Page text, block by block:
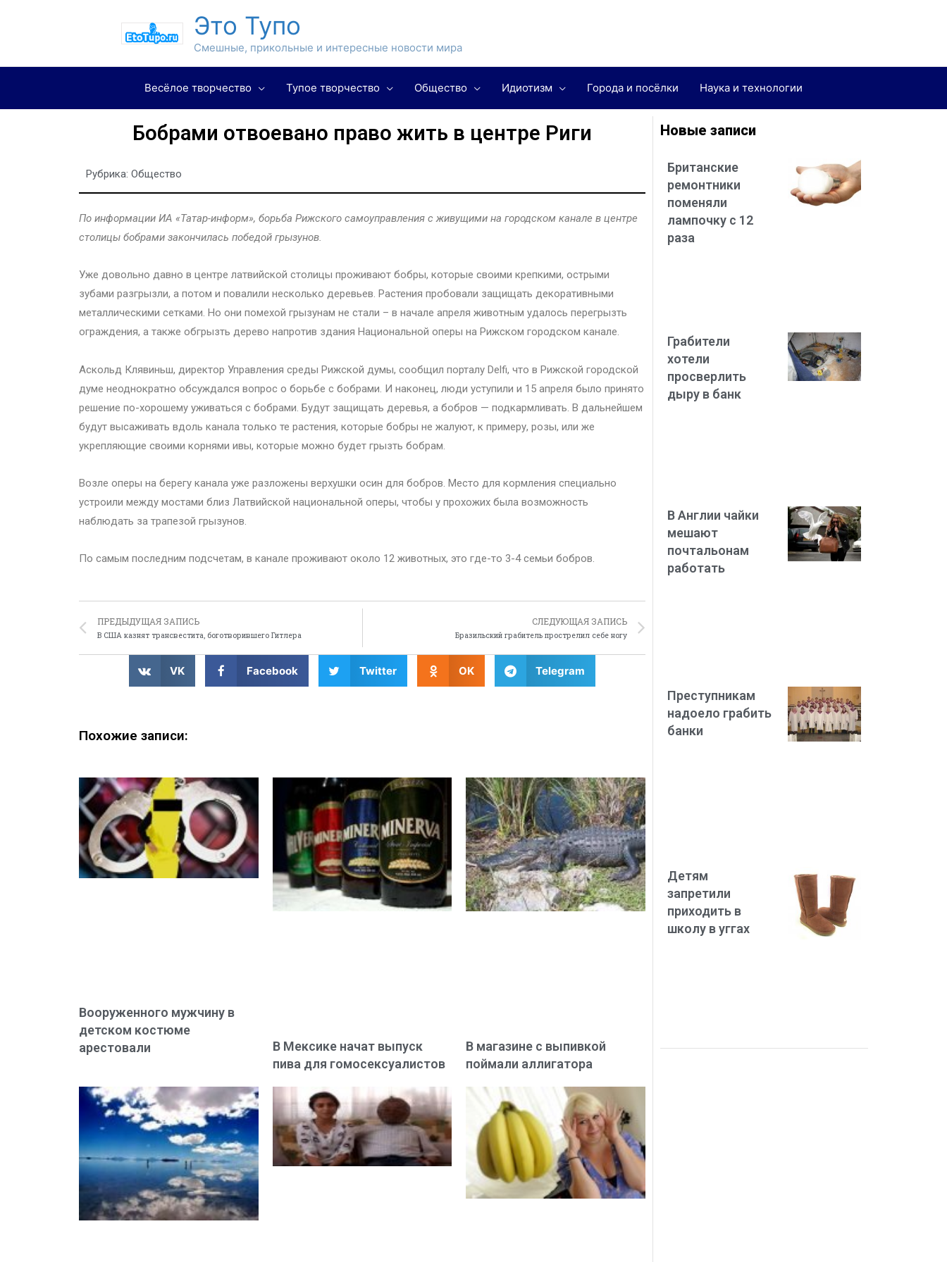
Это Тупо
Смешные, прикольные и интересные новости мира
Весёлое творчество Тупое творчество Общество Идиотизм Города и посёлки Наука и технологии
Бобрами отвоевано право жить в центре Риги
Рубрика: Общество
По информации ИА «Татар-информ», борьба Рижского самоуправления с живущими на городском канале в центре
столицы бобрами закончилась победой грызунов.
Уже довольно давно в центре латвийской столицы проживают бобры, которые своими крепкими, острыми
зубами разгрызли, а потом и повалили несколько деревьев. Растения пробовали защищать декоративными
металлическими сетками. Но они помехой грызунам не стали – в начале апреля животным удалось перегрызть
ограждения, а также обгрызть дерево напротив здания Национальной оперы на Рижском городском канале.
Аскольд Клявиньш, директор Управления среды Рижской думы, сообщил порталу Delfi, что в Рижской городской
думе неоднократно обсуждался вопрос о борьбе с бобрами. И наконец, люди уступили и 15 апреля было принято
решение по-хорошему уживаться с бобрами. Будут защищать деревья, а бобров — подкармливать. В дальнейшем
будут высаживать вдоль канала только те растения, которые бобры не жалуют, к примеру, розы, или же
укрепляющие своими корнями ивы, которые можно будет грызть бобрам.
Возле оперы на берегу канала уже разложены верхушки осин для бобров. Место для кормления специально
устроили между мостами близ Латвийской национальной оперы, чтобы у прохожих была возможность
наблюдать за трапезой грызунов.
По самым последним подсчетам, в канале проживают около 12 животных, это где-то 3-4 семьи бобров.
ПРЕДЫДУЩАЯ ЗАПИСЬ
В США казнят трансвестита, боготворившего Гитлера
СЛЕДУЮЩАЯ ЗАПИСЬ
Бразильский грабитель прострелил себе ногу
VK Facebook Twitter OK Telegram
Похожие записи:
Вооруженного мужчину в
детском костюме
арестовали
В Мексике начат выпуск
пива для гомосексуалистов
В магазине с выпивкой
поймали аллигатора
Новые записи
Британские
ремонтники
поменяли
лампочку с 12
раза
Грабители
хотели
просверлить
дыру в банк
В Англии чайки
мешают
почтальонам
работать
Преступникам
надоело грабить
банки
Детям
запретили
приходить в
школу в уггах